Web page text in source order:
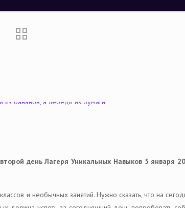
день Лагеря Уникальных Навыков 5 января
и необычных занятий. Нужно сказать, что на